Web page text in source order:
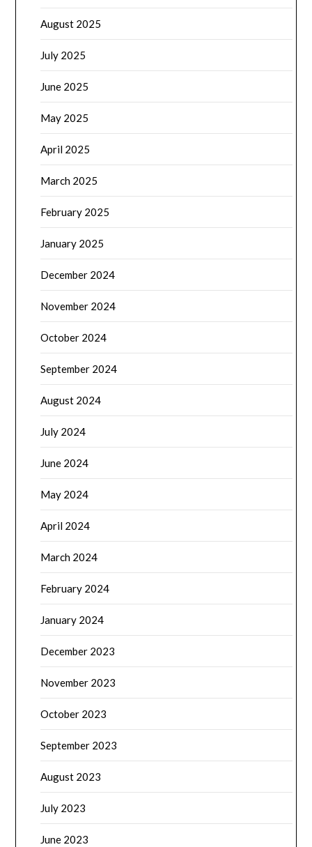
August 2025
July 2025
June 2025
May 2025
April 2025
March 2025
February 2025
January 2025
December 2024
November 2024
October 2024
September 2024
August 2024
July 2024
June 2024
May 2024
April 2024
March 2024
February 2024
January 2024
December 2023
November 2023
October 2023
September 2023
August 2023
July 2023
June 2023